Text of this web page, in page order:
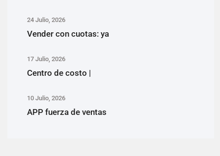
24 Julio, 2026
Vender con cuotas: ya
17 Julio, 2026
Centro de costo |
10 Julio, 2026
APP fuerza de ventas